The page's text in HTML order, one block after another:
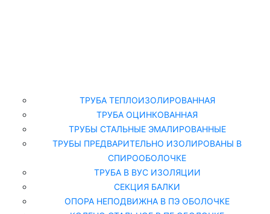
ТРУБА ТЕПЛОИЗОЛИРОВАННАЯ
ТРУБА ОЦИНКОВАННАЯ
ТРУБЫ СТАЛЬНЫЕ ЭМАЛИРОВАННЫЕ
ТРУБЫ ПРЕДВАРИТЕЛЬНО ИЗОЛИРОВАНЫ В
СПИРООБОЛОЧКЕ
ТРУБА В ВУС ИЗОЛЯЦИИ
СЕКЦИЯ БАЛКИ
ОПОРА НЕПОДВИЖНА В ПЭ ОБОЛОЧКЕ